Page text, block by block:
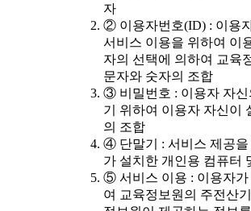
자
② 이용자번호(ID) : 이용
서비스 이용을 위하여 이
자의 선택에 의하여 교육
문자와 숫자의 조합
③ 비밀번호 : 이용자 자신
기 위하여 이용자 자신이
의 조합
④ 단말기 : 서비스 제공을
가 설치한 개인용 컴퓨터
⑤ 서비스 이용 : 이용자가
여 교육정보원의 주전산